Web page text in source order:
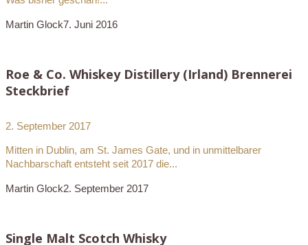
Martin Glock7. Juni 2016
Roe & Co. Whiskey Distillery (Irland) Brennerei
Steckbrief
2. September 2017
Mitten in Dublin, am St. James Gate, und in unmittelbarer
Nachbarschaft entsteht seit 2017 die...
Martin Glock2. September 2017
Single Malt Scotch Whisky